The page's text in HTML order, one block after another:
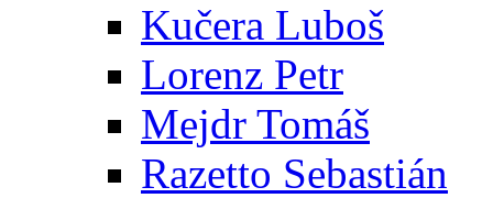
Kučera Luboš
Lorenz Petr
Mejdr Tomáš
Razetto Sebastián